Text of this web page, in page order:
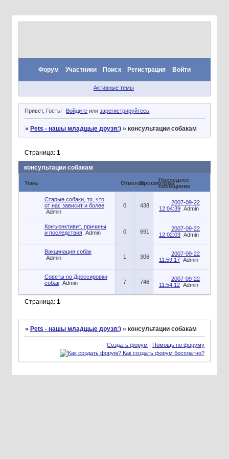
Форум Участники Поиск Регистрация Войти
Активные темы
Привет, Гость! Войдите илизарегистрируйтесь.
» Pets - нашы младщые друзя:) » консультации собакам
консультации собакам
Страница: 1
Тема ОтветовПросмотровПоследнее
сообщение
Старые собаки, то, что
от нас зависит и более
Admin
0 438
2007-09-22
12:04:39 Admin
Конъюнктивит, причины
и последствия Admin 0 691
2007-09-22
12:02:03 Admin
Вакцинация собак
Admin
1 306
2007-09-22
11:59:17 Admin
Советы по Дрессировки
собак Admin 7 746
2007-09-22
11:54:12 Admin
Страница: 1
» Pets - нашы младщые друзя:) » консультации собакам
Создать форум Помощь по форуму